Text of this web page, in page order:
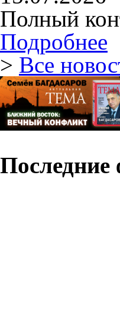
Полный
Подробнее
> Все
Последние